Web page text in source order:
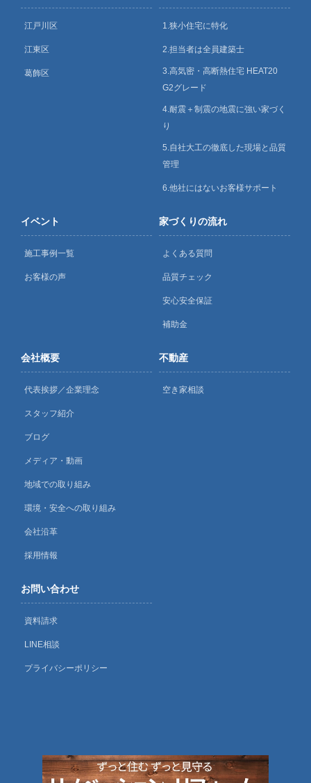
江戸川区
江東区
葛飾区
1.狭小住宅に特化
2.担当者は全員建築士
3.高気密・高断熱住宅 HEAT20
G2グレード
4.耐震＋制震の地震に強い家づく
り
5.自社大工の徹底した現場と品質
管理
6.他社にはないお客様サポート
イベント
施工事例一覧
お客様の声
家づくりの流れ
よくある質問
品質チェック
安心安全保証
補助金
会社概要
代表挨拶／企業理念
スタッフ紹介
ブログ
メディア・動画
地域での取り組み
環境・安全への取り組み
会社沿革
採用情報
不動産
空き家相談
お問い合わせ
資料請求
LINE相談
プライバシーポリシー